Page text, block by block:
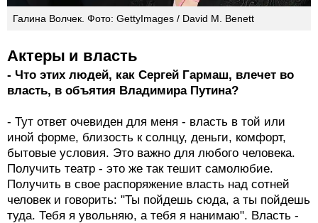
Галина Волчек. Фото: GettyImages / David M. Benett
Актеры и власть
- Что этих людей, как Сергей Гармаш, влечет во
власть, в объятия Владимира Путина?
- Тут ответ очевиден для меня - власть в той или
иной форме, близость к солнцу, деньги, комфорт,
бытовые условия. Это важно для любого человека.
Получить театр - это же так тешит самолюбие.
Получить в свое распоряжение власть над сотней
человек и говорить: "Ты пойдешь сюда, а ты пойдешь
туда. Тебя я увольняю, а тебя я нанимаю". Власть -